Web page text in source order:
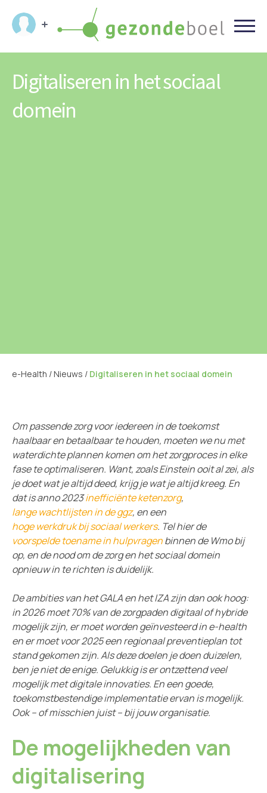
Digitaliseren in het sociaal
domein
e-Health /Nieuws / Digitaliseren in het sociaal domein
Om passende zorg voor iedereen in de toekomst
haalbaar en betaalbaar te houden, moeten we nu met
waterdichte plannen komen om het zorgproces in elke
fase te optimaliseren. Want, zoals Einstein ooit al zei, als
je doet wat je altijd deed, krijg je wat je altijd kreeg. En
dat is anno 2023inefficiënte ketenzorg,
lange wachtlijsten in de ggz, en een
hoge werkdruk bij sociaal werkers. Tel hier de
voorspelde toename in hulpvragenbinnen de Wmo bij
op, en de nood om de zorg en het sociaal domein
opnieuw in te richten is duidelijk.
De ambities van het GALA en het IZA zijn dan ook hoog:
in 2026 moet 70% van de zorgpaden digitaal of hybride
mogelijk zijn, er moet worden geïnvesteerd in e-health
en er moet voor 2025 een regionaal preventieplan tot
stand gekomen zijn. Als deze doelen je doen duizelen,
ben je niet de enige. Gelukkig is er ontzettend veel
mogelijk met digitale innovaties. En een goede,
toekomstbestendige implementatie ervan is mogelijk.
Ook – of misschien juist – bij jouw organisatie.
De mogelijkheden van
digitalisering